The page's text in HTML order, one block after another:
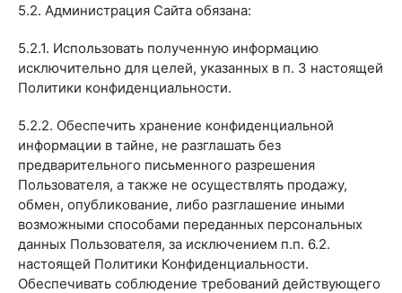
5.2. Администрация Сайта обязана:
5.2.1. Использовать полученную информацию
исключительно для целей, указанных в п. 3 настоящей
Политики конфиденциальности.
5.2.2. Обеспечить хранение конфиденциальной
информации в тайне, не разглашать без
предварительного письменного разрешения
Пользователя, а также не осуществлять продажу,
обмен, опубликование, либо разглашение иными
возможными способами переданных персональных
данных Пользователя, за исключением п.п. 6.2.
настоящей Политики Конфиденциальности.
Обеспечивать соблюдение требований действующего